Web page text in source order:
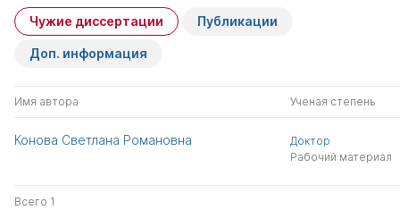
Чужие диссертации Публикации
Доп. информация
Имя автора Ученая степень
Конова Светлана Романовна
Доктор
Рабочий материал
Всего 1